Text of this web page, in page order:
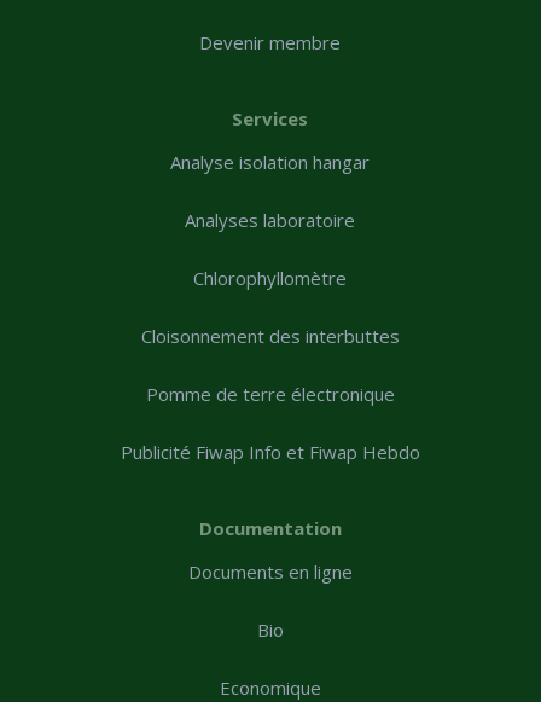
Devenir membre
Services
Analyse isolation hangar
Analyses laboratoire
Chlorophyllomètre
Cloisonnement des interbuttes
Pomme de terre électronique
Publicité Fiwap Info et Fiwap Hebdo
Documentation
Documents en ligne
Bio
Economique